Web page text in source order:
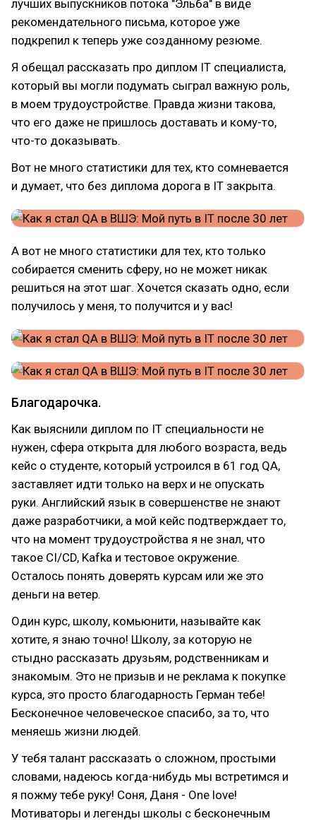
лучших выпускников потока "Эльба" в виде
рекомендательного письма, которое уже
подкрепил к теперь уже созданному резюме.
Я обещал рассказать про диплом IT специалиста,
который вы могли подумать сыграл важную роль,
в моем трудоустройстве. Правда жизни такова,
что его даже не пришлось доставать и кому-то,
что-то доказывать.
Вот не много статистики для тех, кто сомневается
и думает, что без диплома дорога в IT закрыта.
А вот не много статистики для тех, кто только
собирается сменить сферу, но не может никак
решиться на этот шаг. Хочется сказать одно, если
получилось у меня, то получится и у вас!
Благодарочка.
Как выяснили диплом по IT специальности не
нужен, сфера открыта для любого возраста, ведь
кейс о студенте, который устроился в 61 год QA,
заставляет идти только на верх и не опускать
руки. Английский язык в совершенстве не знают
даже разработчики, а мой кейс подтверждает то,
что на момент трудоустройства я не знал, что
такое CI/CD, Kafka и тестовое окружение.
Осталось понять доверять курсам или же это
деньги на ветер.
Один курс, школу, комьюнити, называйте как
хотите, я знаю точно! Школу, за которую не
стыдно рассказать друзьям, родственникам и
знакомым. Это не призыв и не реклама к покупке
курса, это просто благодарность Герман тебе!
Бесконечное человеческое спасибо, за то, что
меняешь жизни людей.
У тебя талант рассказать о сложном, простыми
словами, надеюсь когда-нибудь мы встретимся и
я пожму тебе руку! Соня, Даня - One love!
Мотиваторы и легенды школы с бесконечным